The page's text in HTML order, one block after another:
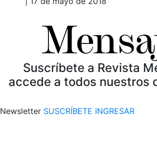
Suscríbete a Revista
accede a todos nuestros
Newsletter SUSCRÍBETE INGRESAR